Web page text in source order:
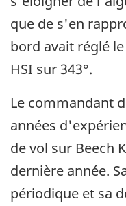
que de s'en
bord avait réglé
HSI sur 343°.
Le commandant
années
de vol sur Beech
dernière année.
périodique et sa